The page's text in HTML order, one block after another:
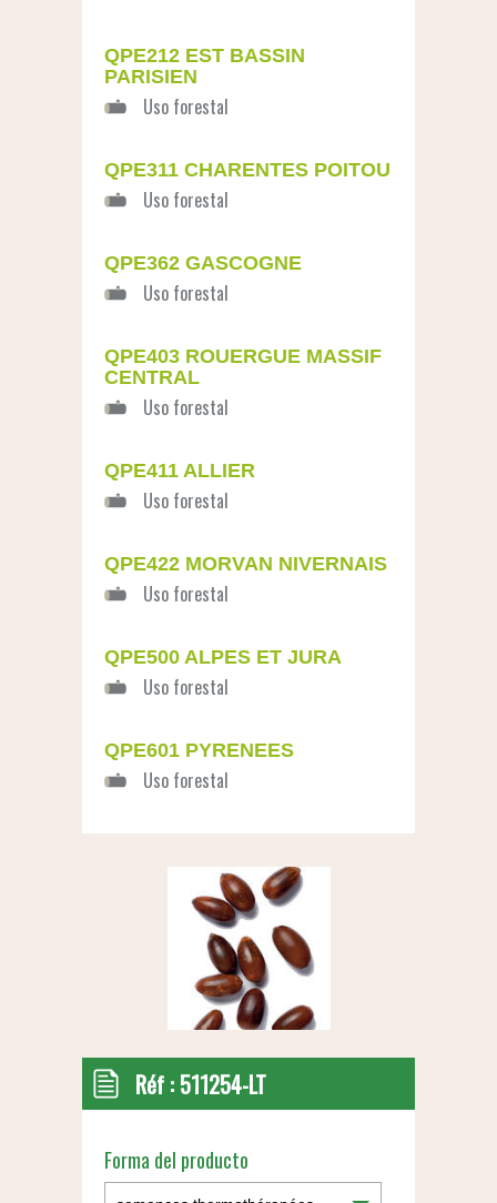
QPE212 EST BASSIN
PARISIEN
QPE311 CHARENTES POITOU
QPE362 GASCOGNE
QPE403 ROUERGUE MASSIF
CENTRAL
QPE411 ALLIER
QPE422 MORVAN NIVERNAIS
QPE500 ALPES ET JURA
QPE601 PYRENEES
Réf : 511254-LT
Forma del producto